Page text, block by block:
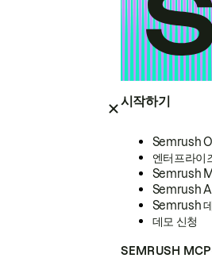
시작하기
Semrush
엔터프라이
Semrush
Semrush
Semrush
데모 신청
SEMRUSH MCP